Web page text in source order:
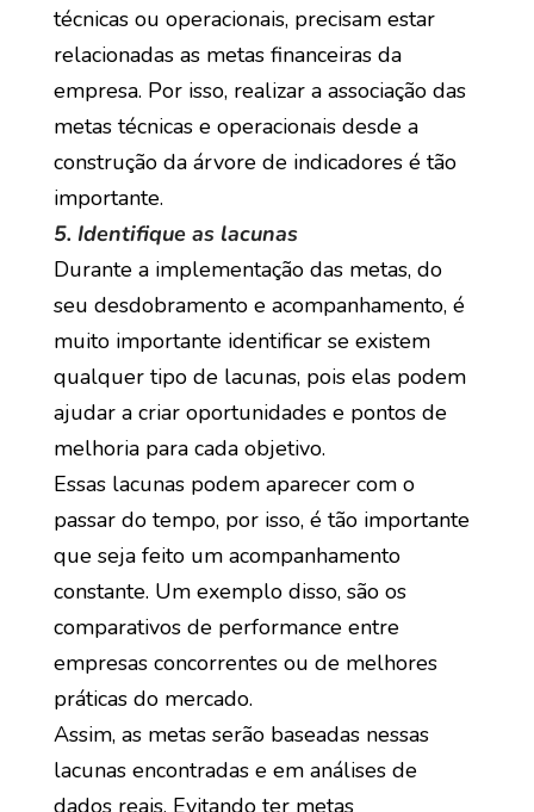
técnicas ou operacionais, precisam estar
relacionadas as metas financeiras da
empresa. Por isso, realizar a associação das
metas técnicas e operacionais desde a
construção da árvore de indicadores é tão
importante.
5. Identifique as lacunas
Durante a implementação das metas, do
seu desdobramento e acompanhamento, é
muito importante identificar se existem
qualquer tipo de lacunas, pois elas podem
ajudar a criar oportunidades e pontos de
melhoria para cada objetivo.
Essas lacunas podem aparecer com o
passar do tempo, por isso, é tão importante
que seja feito um acompanhamento
constante. Um exemplo disso, são os
comparativos de performance entre
empresas concorrentes ou de melhores
práticas do mercado.
Assim, as metas serão baseadas nessas
lacunas encontradas e em análises de